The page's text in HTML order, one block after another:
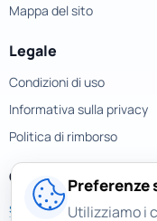
Mappa del sito
Legale
Condizioni di uso
Informativa sulla privacy
Politica di rimborso
Contatti Preferenze
Utilizziamo i